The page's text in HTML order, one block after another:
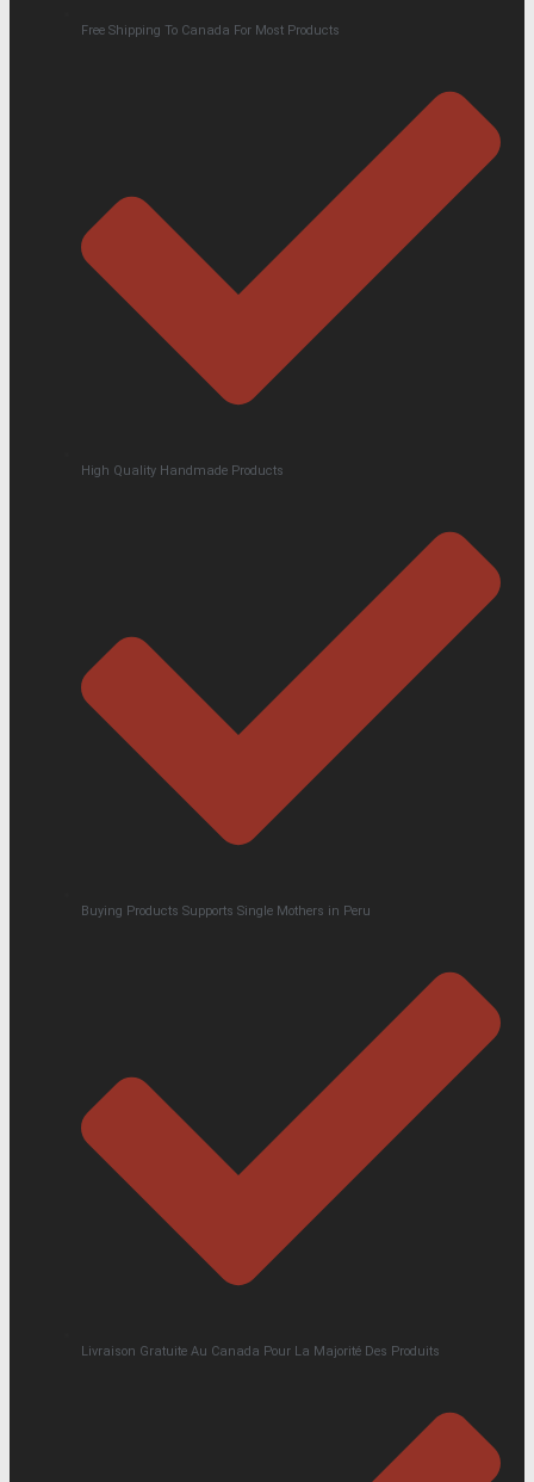
Free Shipping To Canada For Most Products
High Quality Handmade Products
Buying Products Supports Single Mothers in Peru
Livraison Gratuite Au Canada Pour La Majorité Des Produits